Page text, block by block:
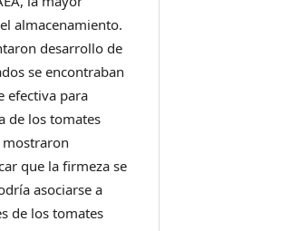
almacenamiento.
desarrollo de
se encontraban
efectiva para
de los tomates
mostraron
que la firmeza se
asociarse a
de los tomates